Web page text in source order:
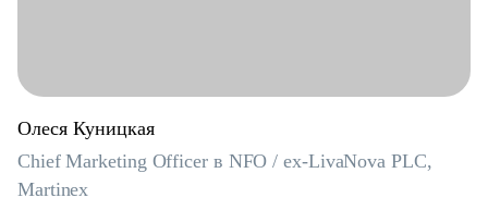
Олеся Куницкая
Chief Marketing Officer в NFO / ex-LivaNova PLC,
Martinex